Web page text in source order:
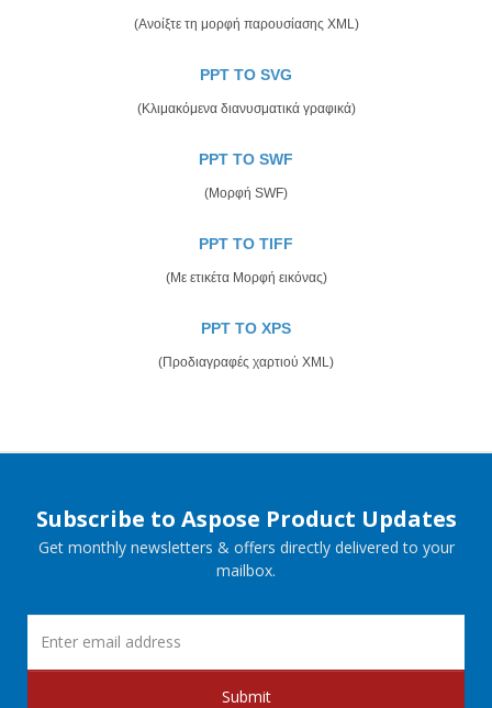
(Ανοίξτε τη μορφή παρουσίασης XML)
PPT TO SVG
(Κλιμακόμενα διανυσματικά γραφικά)
PPT TO SWF
(Μορφή SWF)
PPT TO TIFF
(Με ετικέτα Μορφή εικόνας)
PPT TO XPS
(Προδιαγραφές χαρτιού XML)
Subscribe to Aspose Product Updates
Get monthly newsletters & offers directly delivered to your
mailbox.
Submit